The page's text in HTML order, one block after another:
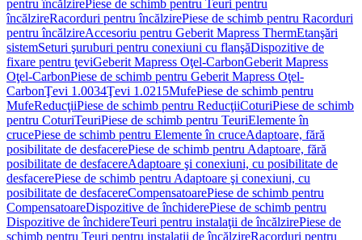
pentru încălzirePiese de schimb pentru Teuri pentru
încălzireRacorduri pentru încălzirePiese de schimb pentru Racorduri
pentru încălzireAccesoriu pentru Geberit Mapress ThermEtanşări
sistemSeturi şuruburi pentru conexiuni cu flanşăDispozitive de
fixare pentru ţeviGeberit Mapress Oţel-CarbonGeberit Mapress
Oţel-CarbonPiese de schimb pentru Geberit Mapress Oţel-
CarbonŢevi 1.0034Ţevi 1.0215MufePiese de schimb pentru
MufeReducţiiPiese de schimb pentru ReducţiiCoturiPiese de schimb
pentru CoturiTeuriPiese de schimb pentru TeuriElemente în
crucePiese de schimb pentru Elemente în cruceAdaptoare, fără
posibilitate de desfacerePiese de schimb pentru Adaptoare, fără
posibilitate de desfacereAdaptoare şi conexiuni, cu posibilitate de
desfacerePiese de schimb pentru Adaptoare şi conexiuni, cu
posibilitate de desfacereCompensatoarePiese de schimb pentru
CompensatoareDispozitive de închiderePiese de schimb pentru
Dispozitive de închidereTeuri pentru instalaţii de încălzirePiese de
schimb pentru Teuri pentru instalaţii de încălzireRacorduri pentru